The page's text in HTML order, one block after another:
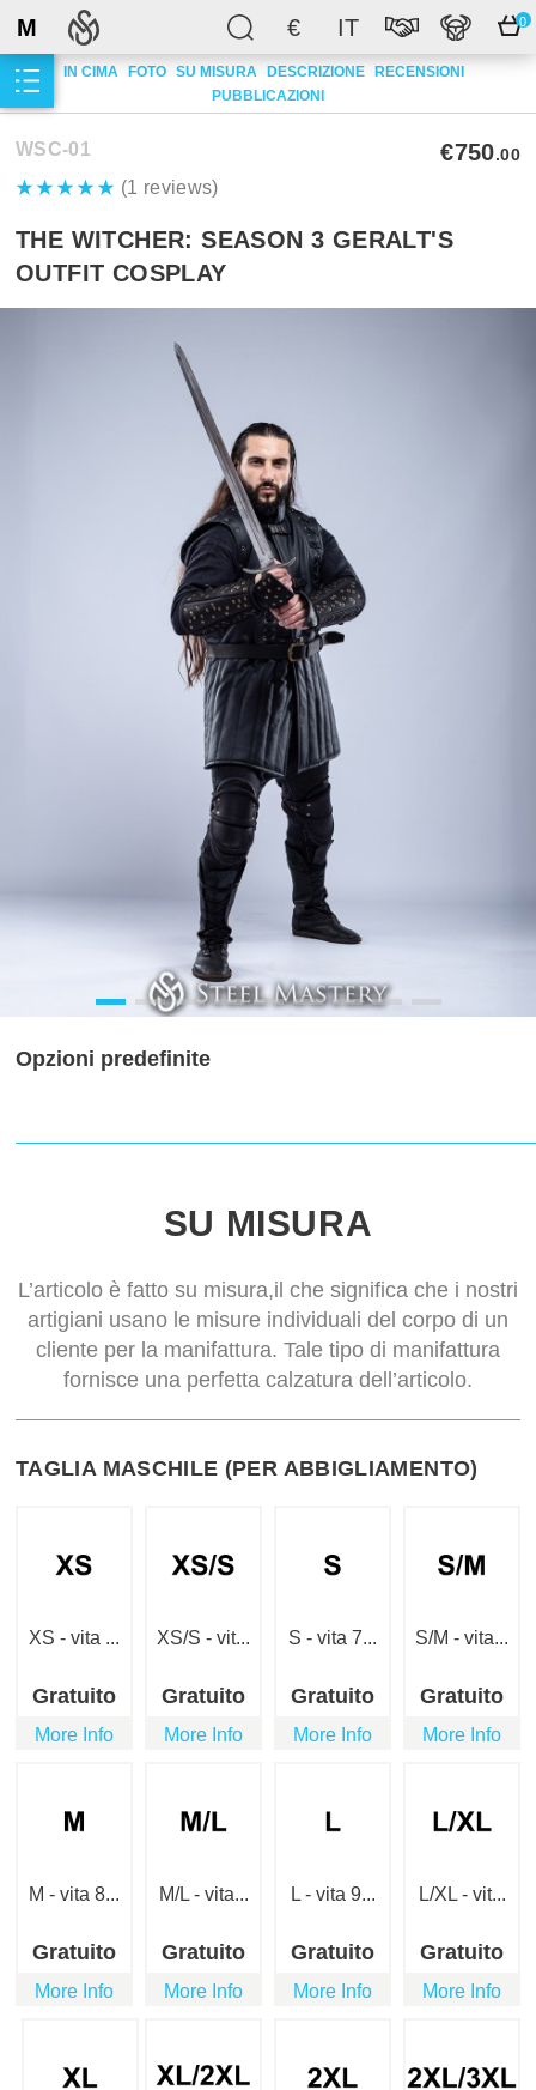
€ IT 0
M
IN CIMA FOTO SU MISURA DESCRIZIONE
RECENSIONI
PUBBLICAZIONI
WSC-01
(1 reviews)
€750.00
THE WITCHER: SEASON 3 GERALT'S
OUTFIT COSPLAY
Opzioni predefinite
SU MISURA
L’articolo è fatto su misura,il che significa che i nostri
artigiani usano le misure individuali del corpo di un
cliente per la manifattura. Tale tipo di manifattura
fornisce una perfetta calzatura dell’articolo.
TAGLIA MASCHILE (PER ABBIGLIAMENTO)
XS - vita ...
Gratuito
More Info
XS/S - vit...
Gratuito
More Info
S - vita 7...
Gratuito
More Info
S/M - vita...
Gratuito
More Info
M - vita 8...
Gratuito
More Info
M/L - vita...
Gratuito
More Info
L - vita 9...
Gratuito
More Info
L/XL - vit...
Gratuito
More Info